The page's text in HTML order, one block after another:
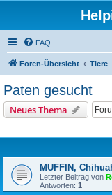
FAQ
Foren-Übersicht Tiere
Paten gesucht
Neues Thema
MUFFIN,
Letzter Beitrag von
Antworten: 1